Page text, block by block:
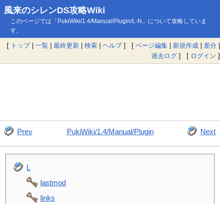
風来のシレンDS攻略Wiki
このページでは「PukiWiki/1.4/Manual/Plugin/L-N」について攻略していま
す。
[ トップ| 一覧 | 最終更新 | 検索 | ヘルプ] [ ページ編集 | 新規作成 | 差分 |
過去ログ ] [ ログイン ]
Prev Next
PukiWiki/1.4/Manual/Plugin
L
lastmod
links